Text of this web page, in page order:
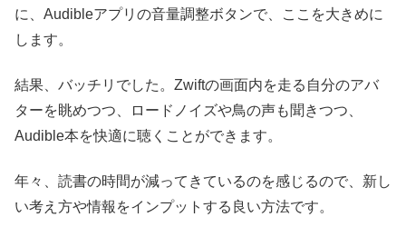
に、Audibleアプリの音量調整ボタンで、ここを大きめに
します。
結果、バッチリでした。Zwiftの画面内を走る自分のアバ
ターを眺めつつ、ロードノイズや鳥の声も聞きつつ、
Audible本を快適に聴くことができます。
年々、読書の時間が減ってきているのを感じるので、新し
い考え方や情報をインプットする良い方法です。